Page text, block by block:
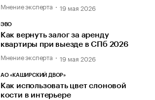
Мнение эксперта 19 мая 2026
ЭВО
Как вернуть залог за аренду
квартиры при выезде в СПб 2026
Мнение эксперта 19 мая 2026
АО «КАШИРСКИЙ ДВОР»
Как использовать цвет слоновой
кости в интерьере